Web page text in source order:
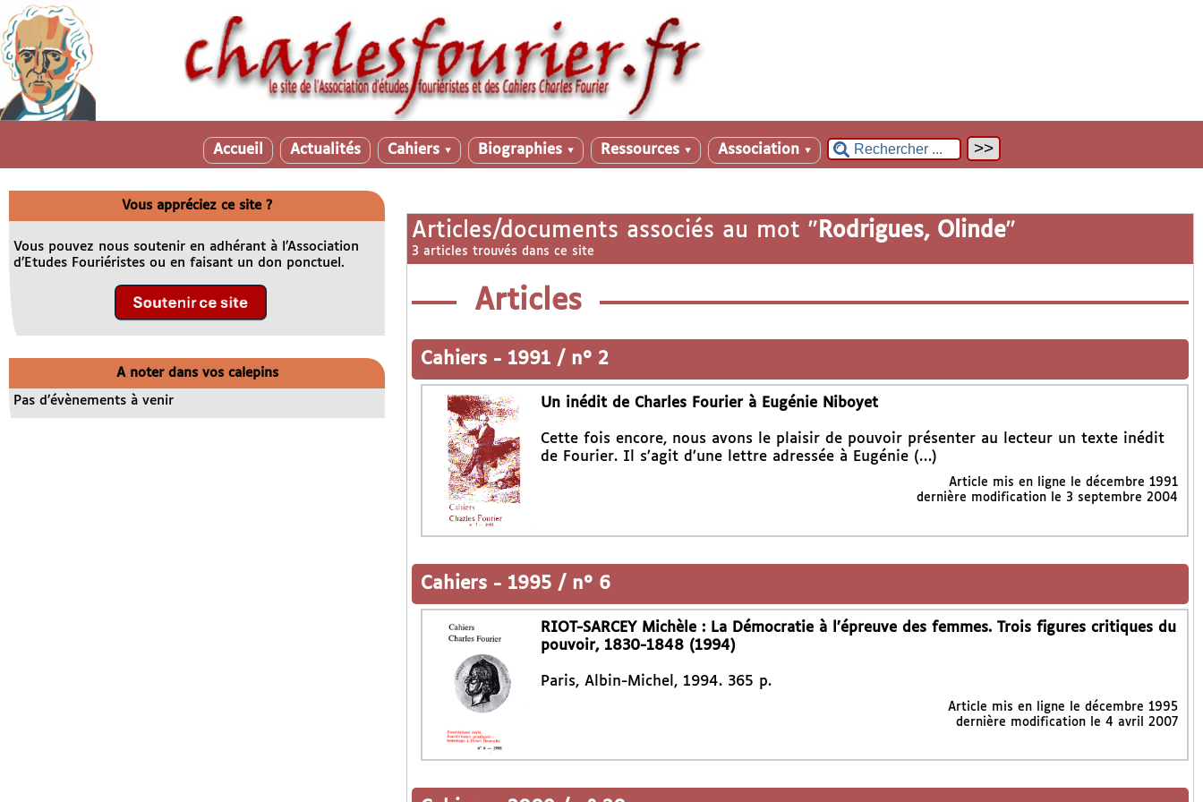
Accueil Actualités Cahiers ▼ Biographies ▼ Ressources ▼ Association ▼
Articles/documents associés au mot " Rodrigues, Olinde"
3 articles trouvés dans ce site
Articles
Cahiers - 1991 / n° 2
Un inédit de Charles Fourier à Eugénie Niboyet
Cette fois encore, nous avons le plaisir de pouvoir présenter au lecteur un texte inédit
de Fourier. Il s’agit d’une lettre adressée à Eugénie (…)
Article mis en ligne le décembre 1991
dernière modification le 3 septembre 2004
Cahiers - 1995 / n° 6
RIOT-SARCEY Michèle : La Démocratie à l’épreuve des femmes. Trois figures critiques du
pouvoir, 1830-1848 (1994)
Paris, Albin-Michel, 1994. 365 p.
Article mis en ligne le décembre 1995
dernière modification le 4 avril 2007
Vous appréciez ce site ?
Vous pouvez nous soutenir en adhérant à l’Association
d’Etudes Fouriéristes ou en faisant un don ponctuel.
A noter dans vos calepins
Pas d’évènements à venir